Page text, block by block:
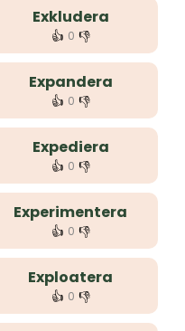
Exkludera
👍 0 👎
Expandera
👍 0 👎
Expediera
👍 0 👎
Experimentera
👍 0 👎
Exploatera
👍 0 👎